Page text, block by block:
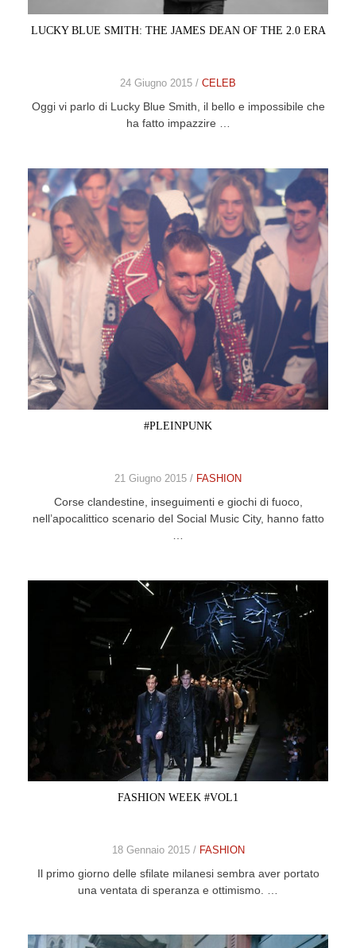
LUCKY BLUE SMITH: THE JAMES DEAN OF THE 2.0 ERA
24 Giugno 2015 / CELEB
Oggi vi parlo di Lucky Blue Smith, il bello e impossibile che
ha fatto impazzire …
#PLEINPUNK
21 Giugno 2015 / FASHION
Corse clandestine, inseguimenti e giochi di fuoco,
nell’apocalittico scenario del Social Music City, hanno fatto
FASHION WEEK #VOL1
18 Gennaio 2015 / FASHION
Il primo giorno delle sfilate milanesi sembra aver portato
una ventata di speranza e ottimismo. …